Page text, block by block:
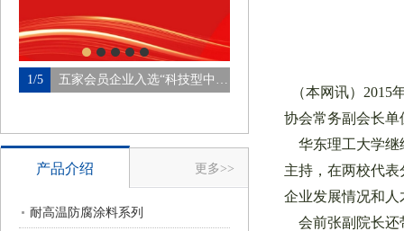
1/5 五家会员企业入选“科技型中…
产品介绍 更多>>
耐高温防腐涂料系列
（本网讯）2015
协会常务副会长
华东理工大学继
主持，在两校代
企业发展情况和人
会前张副院长还